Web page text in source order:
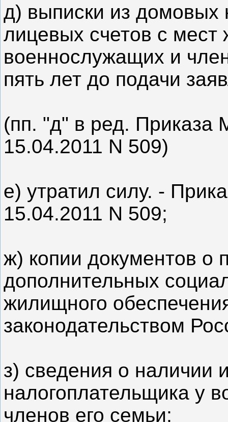
д) выписки из домовых
лицевых счетов с мест
военнослужащих и
пять лет до подачи
(пп. "д" в ред. Приказа
15.04.2011 N 509)
е) утратил силу. -
15.04.2011 N 509;
ж) копии документов о
дополнительных
жилищного
законодательством
з) сведения о наличии
налогоплательщика у
членов его семьи;